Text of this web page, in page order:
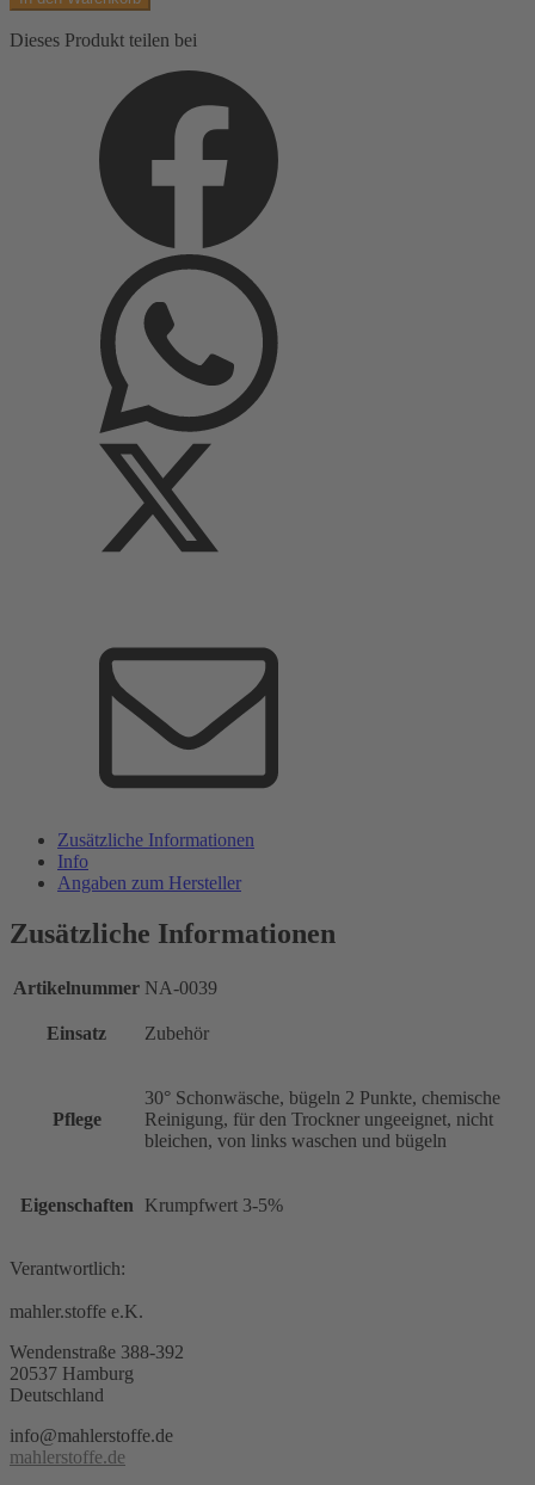
80/12-
100/16
Menge
Dieses Produkt teilen bei
Zusätzliche Informationen
Info
Angaben zum Hersteller
Zusätzliche Informationen
Artikelnummer NA-0039
Einsatz Zubehör
Pflege
30° Schonwäsche, bügeln 2 Punkte, chemische
Reinigung, für den Trockner ungeeignet, nicht
bleichen, von links waschen und bügeln
Eigenschaften Krumpfwert 3-5%
Verantwortlich:
mahler.stoffe e.K.
Wendenstraße 388-392
20537 Hamburg
Deutschland
info@mahlerstoffe.de
mahlerstoffe.de